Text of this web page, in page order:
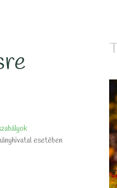
esetében